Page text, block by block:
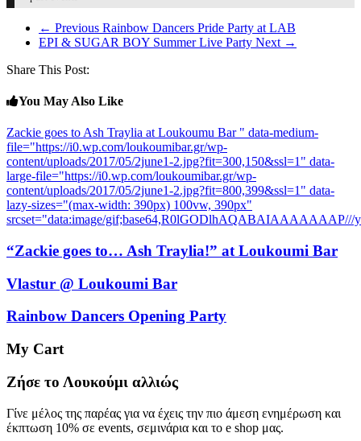
window) window)
← Previous Rainbow Dancers Pride Party at LAB
EPI & SUGAR BOY Summer Live Party Next →
Share This Post:
You May Also Like
Zackie goes to Ash Traylia at Loukoumu Bar " data-medium-
file="https://i0.wp.com/loukoumibar.gr/wp-
content/uploads/2017/05/2june1-2.jpg?fit=300,150&ssl=1" data-
large-file="https://i0.wp.com/loukoumibar.gr/wp-
content/uploads/2017/05/2june1-2.jpg?fit=800,399&ssl=1" data-
lazy-sizes="(max-width: 390px) 100vw, 390px"
srcset="data:image/
“Zackie goes to… Ash Traylia!” at Loukoumi Bar
Vlastur @ Loukoumi Bar
Rainbow Dancers Opening Party
My Cart
Ζήσε το Λουκούμι αλλιώς
Γίνε μέλος της παρέας για να έχεις την πιο άμεση ενημέρωση και
έκπτωση 10% σε events, σεμινάρια και το e shop μας.